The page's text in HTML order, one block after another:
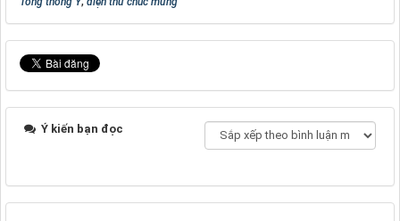
Ý kiến bạn đọc